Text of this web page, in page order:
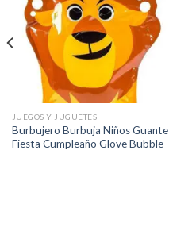
lista de
deseos
JUEGOS Y JUGUETES
Burbujero Burbuja Niños Guante
Fiesta Cumpleaño Glove Bubble